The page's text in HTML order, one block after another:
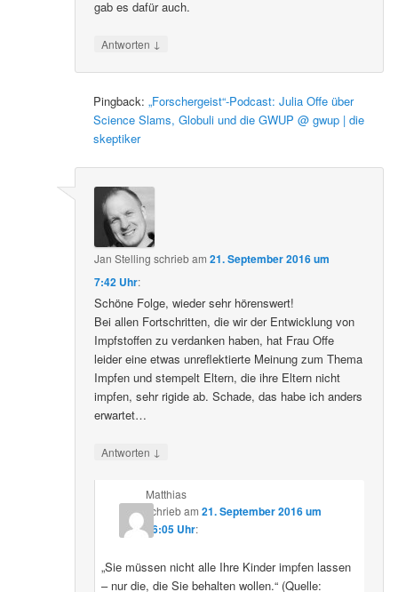
gab es dafür auch.
Antworten ↓
Pingback:„Forschergeist“-Podcast: Julia Offe über
Science Slams, Globuli und die GWUP @ gwup | die
skeptiker
Jan Stelling schriebam21. September 2016 um
7:42 Uhr:
Schöne Folge, wieder sehr hörenswert!
Bei allen Fortschritten, die wir der Entwicklung von
Impfstoffen zu verdanken haben, hat Frau Offe
leider eine etwas unreflektierte Meinung zum Thema
Impfen und stempelt Eltern, die ihre Eltern nicht
impfen, sehr rigide ab. Schade, das habe ich anders
erwartet…
Antworten ↓
Matthias
schriebam 21. September 2016 um
16:05 Uhr:
„Sie müssen nicht alle Ihre Kinder impfen lassen
– nur die, die Sie behalten wollen.“ (Quelle: